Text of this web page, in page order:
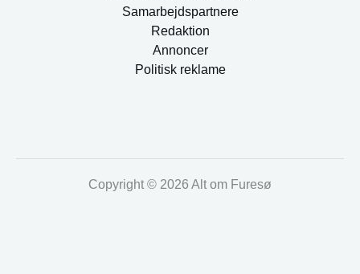
Samarbejdspartnere
Redaktion
Annoncer
Politisk reklame
Copyright © 2026 Alt om Furesø